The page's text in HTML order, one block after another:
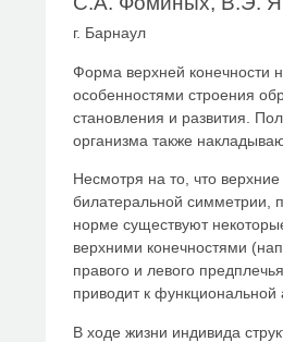
г. Барнаул
Форма верхней конечности
особенностями строения
становления и развития.
организма также
Несмотря на то, что
билатеральной симметрии,
норме существуют
верхними конечностями
правого и левого
приводит к
В ходе жизни индивида